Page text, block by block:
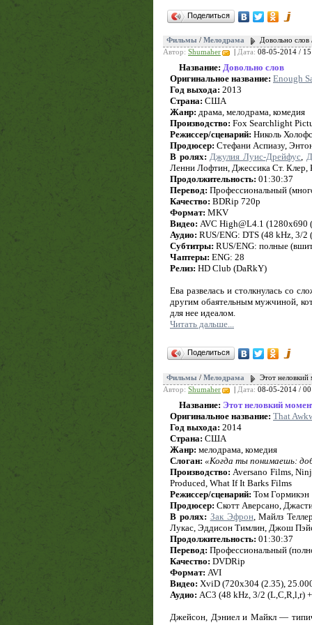
Поделиться
Фильмы / Мелодрама
Довольно
Автор: Shumaher Дата: 08-05-2014 /
Название: Довольно слов
Оригинальное название: Enough
Год выхода: 2013
Страна: США
Жанр: драма, мелодрама, комедия
Производство: Fox Searchlight
Режиссер/сценарий: Николь
Продюсер: Стефани Аспиазу,
В ролях: Джулия Луис-Дрейфус,
Ленни Лофтин, Джессика Ст. Клер,
Продолжительность: 01:30:37
Перевод: Профессиональный
Качество: BDRip 720p
Формат: MKV
Видео: AVC High@L4.1 (1280x690
Аудио: RUS/ENG: DTS (48 kHz, 3/
Субтитры: RUS/ENG: полные
Чаптеры: ENG: 28
Релиз: HD Club (DaRkY)
Ева развелась и столкнулась со
другим обаятельным мужчиной,
для нее идеалом.
Читать дальше...
Поделиться
Фильмы / Мелодрама
Этот
Автор: Shumaher Дата: 08-05-2014 /
Название: Этот неловкий
Оригинальное название: That
Год выхода: 2014
Страна: США
Жанр: мелодрама, комедия
Слоган: «Когда ты понимаешь:
Производство: Aversano Films,
Produced, What If It Barks Films
Режиссер/сценарий: Том Гормикэн
Продюсер: Скотт Аверсано,
В ролях: Зак Эфрон, Майлз
Лукас, Эддисон Тимлин, Джош
Продолжительность: 01:30:37
Перевод: Профессиональный
Качество: DVDRip
Формат: AVI
Видео: XviD (720x304 (2.35),
Аудио: AC3 (48 kHz, 3/2 (L,C,R,l,r)
Джейсон, Дэниел и Майкл —